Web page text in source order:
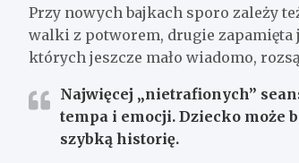
Przy nowych bajkach sporo zależy
walki z potworem, drugie zapamięta
których jeszcze mało wiadomo,
Najwięcej „nietrafionych”
tempa i emocji. Dziecko może
szybką historię.